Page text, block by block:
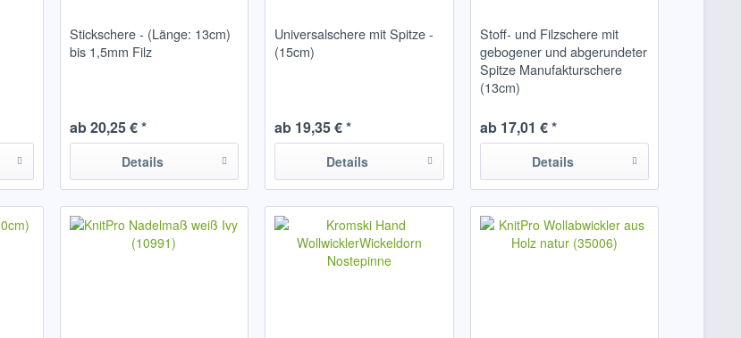
Stickschere - (Länge: 13cm)
bis 1,5mm Filz
ab 20,25 € *
Details
Universalschere mit Spitze -
(15cm)
ab 19,35 € *
Details
Stoff- und Filzschere mit
gebogener und abgerundeter
Spitze Manufakturschere
(13cm)
ab 17,01 € *
Details